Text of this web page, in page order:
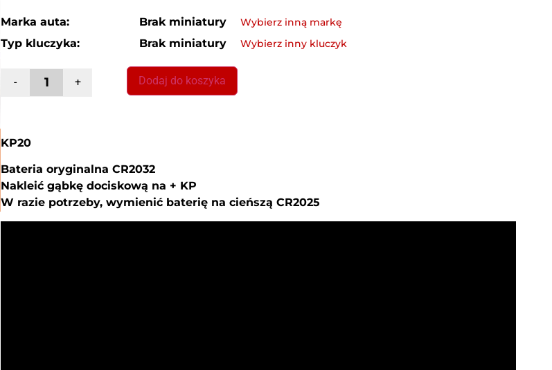
Marka auta:
Brak miniatury
Typ kluczyka:
Brak miniatury
- + Dodaj do koszyka
KP20
Bateria oryginalna CR2032
Nakleić gąbkę dociskową na + KP
W razie potrzeby, wymienić baterię na cieńszą CR2025